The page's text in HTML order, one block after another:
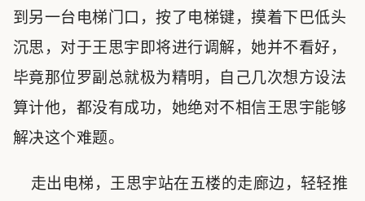
到另一台电梯门口，按了电梯键，摸着下巴低头
沉思，对于王思宇即将进行调解，她并不看好，
毕竟那位罗副总就极为精明，自己几次想方设法
算计他，都没有成功，她绝对不相信王思宇能够
解决这个难题。
走出电梯，王思宇站在五楼的走廊边，轻轻推